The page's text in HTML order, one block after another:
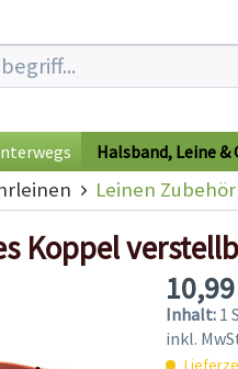
Halsband, Leine &
Leinen Zubehör
Koppel
Inhalt: 1
inkl.